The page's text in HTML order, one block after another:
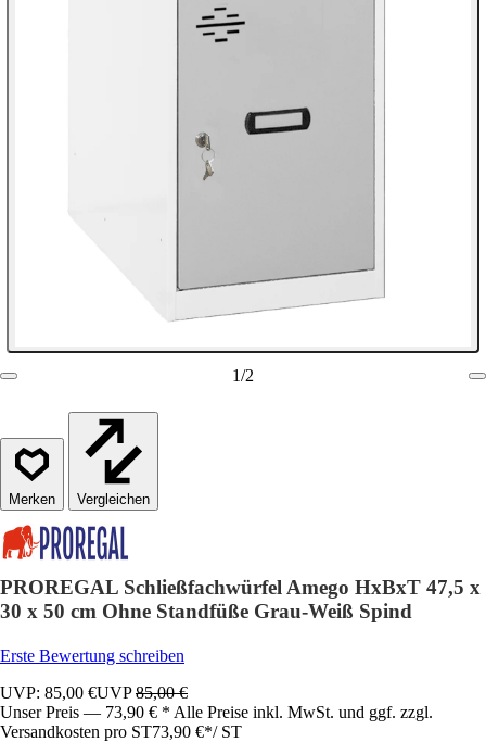
1/2
Vergleichen
PROREGAL Schließfachwürfel Amego HxBxT 47,5 x
30 x 50 cm Ohne Standfüße Grau-Weiß Spind
Erste Bewertung schreiben
UVP: 85,00 €UVP85,00 €
Unser Preis — 73,90 € * Alle Preise inkl. MwSt. und ggf. zzgl.
Versandkosten pro ST73,90 €*/ ST